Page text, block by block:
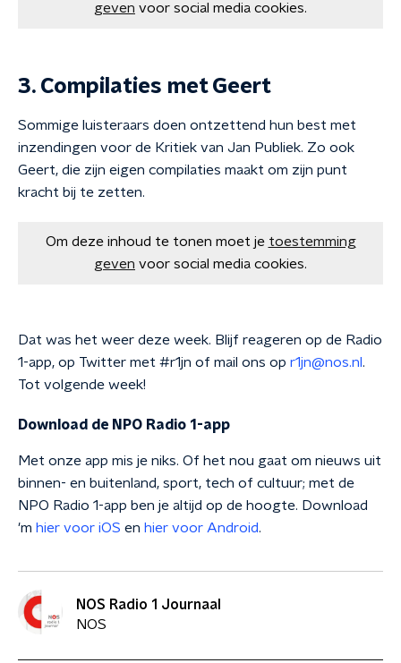
geven voor social media cookies.
3. Compilaties met Geert
Sommige luisteraars doen ontzettend hun best met
inzendingen voor de Kritiek van Jan Publiek. Zo ook
Geert, die zijn eigen compilaties maakt om zijn punt
kracht bij te zetten.
Om deze inhoud te tonen moet je toestemming
geven voor social media cookies.
Dat was het weer deze week. Blijf reageren op de Radio
1-app, op Twitter met #r1jn of mail ons op r1jn@nos.nl .
Tot volgende week!
Download de NPO Radio 1-app
Met onze app mis je niks. Of het nou gaat om nieuws uit
binnen- en buitenland, sport, tech of cultuur; met de
NPO Radio 1-app ben je altijd op de hoogte. Download
'm hier voor iOS en hier voor Android.
NOS Radio 1 Journaal
NOS